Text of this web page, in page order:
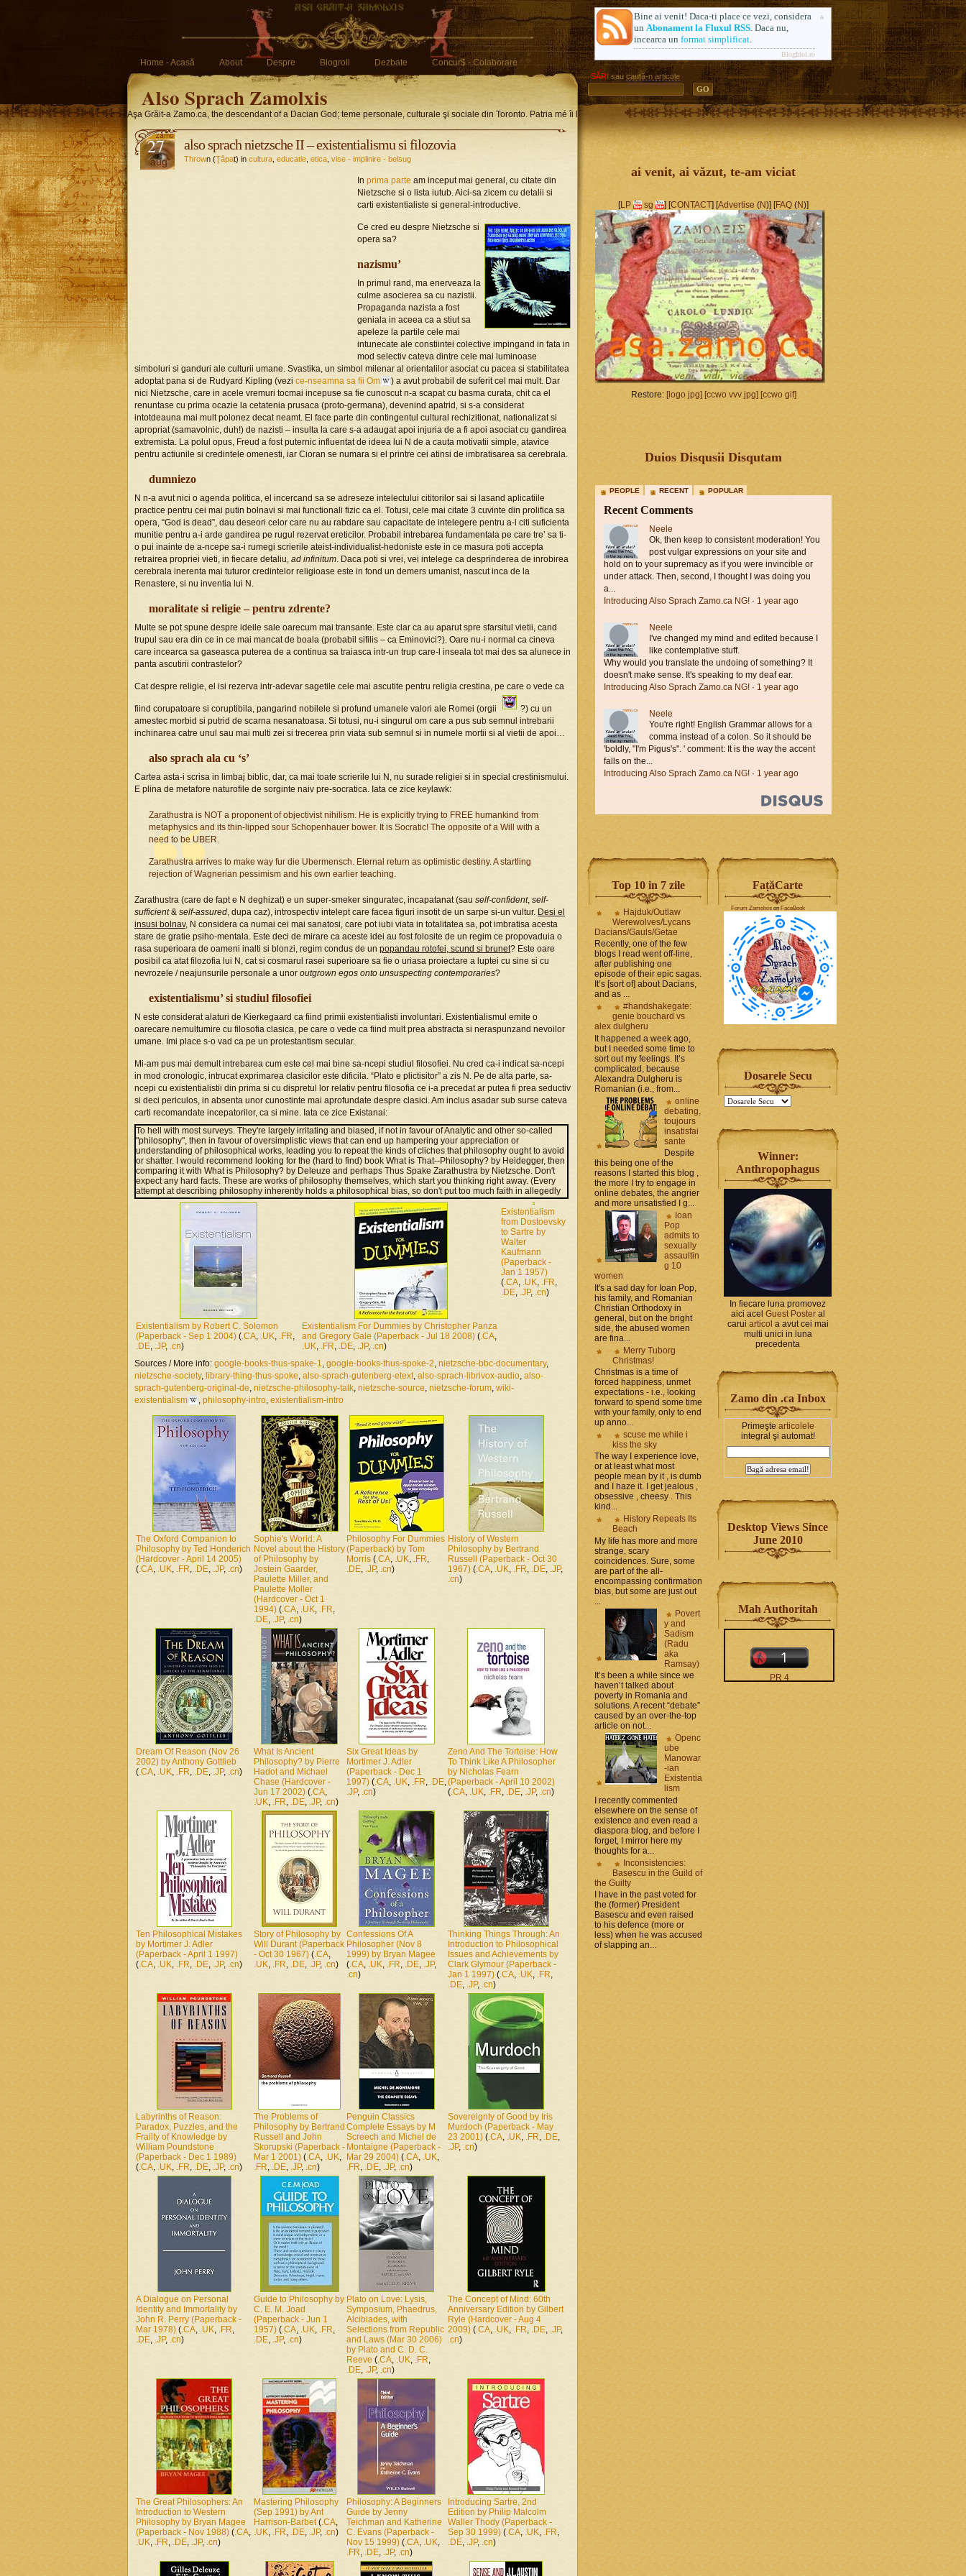
Home - Acasă About Despre Blogroll Dezbate Concur$ - Colaborare
Also Sprach Zamolxis
Aşa Grăit-a Zamo.ca, the descendant of a Dacian God; teme personale, culturale şi sociale din Toronto. Patria mé îi limba romgleză. Formerly AlsoSprachZamolxis.com
SĂRI sau caută-n articole
Bine ai venit! Daca-ti place ce vezi, considera
un Abonament la Fluxul RSS. Daca nu,
incearca un format simplificat.
BlogIdol.ro
27
aug
also sprach nietzsche II – existentialismu si filozovia
Thrown (Ţâpat) in cultura educatie etica vise - implinire - belsug
In prima parte am inceput mai general, cu citate din
Nietzsche si o lista iutub. Aici-sa zicem cu detalii si
carti existentialiste si general-introductive.
Ce cred eu despre Nietzsche si
opera sa?
nazismu’
In primul rand, ma enerveaza la
culme asocierea sa cu nazistii.
Propaganda nazista a fost
geniala in aceea ca a stiut sa
apeleze la partile cele mai
intunecate ale constiintei colective impingand in fata in
mod selectiv cateva dintre cele mai luminoase
simboluri si ganduri ale culturii umane. Svastika, un simbol milenar al orientalilor asociat cu pacea si stabilitatea
adoptat pana si de Rudyard Kipling (vezi ce-nseamna sa fii Om
) a avut probabil de suferit cel mai mult. Dar
nici Nietzsche, care in acele vremuri tocmai incepuse sa fie cunoscut n-a scapat cu basma curata, chit ca el
renuntase cu prima ocazie la cetatenia prusaca (proto-germana), devenind apatrid, si s-a considerat
intotdeauna mai mult polonez decat neamt. El face parte din contingentul cultural rechizitionat, nationalizat si
apropriat (samavolnic, duh!) de nazisti – insulta la care s-a adaugat apoi injuria de a fi apoi asociat cu gandirea
extremista. La polul opus, Freud a fost puternic influentat de ideea lui N de a cauta motivatii simple, atavice
pentru actiunile si credintele omenesti, iar Cioran se numara si el printre cei atinsi de imbratisarea sa cerebrala.
dumniezo
N n-a avut nici o agenda politica, el incercand sa se adreseze intelectului cititorilor sai si lasand aplicatiile
practice pentru cei mai putin bolnavi si mai functionali fizic ca el. Totusi, cele mai citate 3 cuvinte din prolifica sa
opera, “God is dead”, dau deseori celor care nu au rabdare sau capacitate de intelegere pentru a-l citi suficienta
munitie pentru a-i arde gandirea pe rugul rezervat ereticilor. Probabil intrebarea fundamentala pe care tre’ sa ti-
o pui inainte de a-ncepe sa-i rumegi scrierile ateist-individualist-hedoniste este in ce masura poti accepta
retrairea propriei vieti, in fiecare detaliu, ad infinitum. Daca poti si vrei, vei intelege ca desprinderea de inrobirea
cerebrala inerenta mai tuturor credintelor religioase este in fond un demers umanist, nascut inca de la
Renastere, si nu inventia lui N.
moralitate si religie – pentru zdrente?
Multe se pot spune despre ideile sale oarecum mai transante. Este clar ca au aparut spre sfarsitul vietii, cand
trupul sau era din ce in ce mai mancat de boala (probabil sifilis – ca Eminovici?). Oare nu-i normal ca cineva
care incearca sa gaseasca puterea de a continua sa traiasca intr-un trup care-l inseala tot mai des sa alunece in
panta ascutirii contrastelor?
Cat despre religie, el isi rezerva intr-adevar sagetile cele mai ascutite pentru religia crestina, pe care o vede ca
fiind corupatoare si coruptibila, pangarind nobilele si profund umanele valori ale Romei (orgii
?) cu un
amestec morbid si putrid de scarna nesanatoasa. Si totusi, nu-i singurul om care a pus sub semnul intrebarii
inchinarea catre unul sau mai multi zei si trecerea prin viata sub semnul si in numele mortii si al vietii de apoi…
also sprach ala cu ‘s’
Cartea asta-i scrisa in limbaj biblic, dar, ca mai toate scrierile lui N, nu surade religiei si in special crestinismului.
E plina de metafore naturofile de sorginte naiv pre-socratica. Iata ce zice keylawk:
Zarathustra is NOT a proponent of objectivist nihilism. He is explicitly trying to FREE humankind from
metaphysics and its thin-lipped sour Schopenhauer bower. It is Socratic! The opposite of a Will with a
need to be UBER.
Zarathustra arrives to make way fur die Ubermensch. Eternal return as optimistic destiny. A startling
rejection of Wagnerian pessimism and his own earlier teaching.
Zarathustra (care de fapt e N deghizat) e un super-smeker singuratec, incapatanat (sau self-confident, self-
sufficient& self-assured, dupa caz), introspectiv intelept care facea figuri insotit de un sarpe si-un vultur. Desi el
insusi bolnav, N considera ca numai cei mai sanatosi, care pot iubi viata in totalitatea sa, pot imbratisa acesta
stare de gratie psiho-mentala. Este deci de mirare ca aceste idei au fost folosite de un regim ce propovaduia o
rasa superioara de oameni inalti si blonzi, regim condus de un popandau rotofei, scund si brunet? Este oare
posibil ca atat filozofia lui N, cat si cosmarul rasei superioare sa fie o uriasa proiectare a luptei cu sine si cu
nevrozele / neajunsurile personale a unor outgrown egos onto unsuspecting contemporaries?
existentialismu’ si studiul filosofiei
N este considerat alaturi de Kierkegaard ca fiind primii existentialisti involuntari. Existentialismul emite o
oarecare nemultumire cu filosofia clasica, pe care o vede ca fiind mult prea abstracta si neraspunzand nevoilor
umane. Imi place s-o vad ca pe un protestantism secular.
Mi-am pus mai demult intrebarea cum este cel mai bine sa-ncepi studiul filosofiei. Nu cred ca-i indicat sa-ncepi
in mod cronologic, intrucat exprimarea clasicilor este dificila. “Plato e plictisitor” a zis N. Pe de alta parte, sa-
ncepi cu existentialistii din prima si cu dispretul lor relativ pentru filosofia ce i-a precedat ar putea fi prea seductiv
si deci periculos, in absenta unor cunostinte mai aprofundate despre clasici. Am inclus asadar sub surse cateva
carti recomandate incepatorilor, ca si mine. Iata ce zice Existanai:
To hell with most surveys. They're largely irritating and biased, if not in favour of Analytic and other so-called
"philosophy", then in favour of oversimplistic views that can end up hampering your appreciation or
understanding of philosophical works, leading you to repeat the kinds of cliches that philosophy ought to avoid
or shatter. I would recommend looking for the (hard to find) book What is That--Philosophy? by Heidegger, then
comparing it with What is Philosophy? by Deleuze and perhaps Thus Spake Zarathustra by Nietzsche. Don't
expect any hard facts. These are works of philosophy themselves, which start you thinking right away. (Every
attempt at describing philosophy inherently holds a philosophical bias, so don't put too much faith in allegedly
'objective' or 'neutral' books.) Then commence tackling the standard canons of East and West as you see fit.
There is no need to seek a chronological order, although each book will lead you to order your reading in any
case and seek out the most common names - Hegel, Kant, Plato, etc., the Tao Te Ching or the Bhagavad Gita. It
takes years to read them all so don't get impatient, even if every new book assumes you know fifty other major
classics. If you do need some clarification or quick overviews, then do look up the Routledge Encyclopedia of
Philosophy Online - http://www.rep.routledge.com/
or some of the shorter works mentioned above, but don't
consider any of them to be the final word. And please pardon my lack of humility - no, I do not have any
qualifications.
Existentialism by Robert C. Solomon
(Paperback - Sep 1 2004) (.CA, .UK, .FR,
.DE, .JP, .cn)
Existentialism For Dummies by Christopher Panza
and Gregory Gale (Paperback - Jul 18 2008) (.CA,
.UK, .FR, .DE, .JP, .cn)
Existentialism
from Dostoevsky
to Sartre by
Walter
Kaufmann
(Paperback -
Jan 1 1957)
(.CA, .UK, .FR,
.DE, .JP, .cn)
Sources / More info: google-books-thus-spake-1, google-books-thus-spoke-2, nietzsche-bbc-documentary,
nietzsche-society, library-thing-thus-spoke, also-sprach-gutenberg-etext, also-sprach-librivox-audio, also-
sprach-gutenberg-original-de, nietzsche-philosophy-talk, nietzsche-source, nietzsche-forum, wiki-
existentialism
, philosophy-intro, existentialism-intro
The Oxford Companion to
Philosophy by Ted Honderich
(Hardcover - April 14 2005)
(.CA, .UK, .FR, .DE, .JP, .cn)
Sophie's World: A
Novel about the History
of Philosophy by
Jostein Gaarder,
Paulette Miller, and
Paulette Moller
(Hardcover - Oct 1
1994) (.CA, .UK, .FR,
.DE, .JP, .cn)
Philosophy For Dummies
(Paperback) by Tom
Morris (.CA, .UK, .FR,
.DE, .JP, .cn)
History of Western
Philosophy by Bertrand
Russell (Paperback - Oct 30
1967) (.CA, .UK, .FR, .DE, .JP,
.cn)
Dream Of Reason (Nov 26
2002) by Anthony Gottlieb
(.CA, .UK, .FR, .DE, .JP, .cn)
What Is Ancient
Philosophy? by Pierre
Hadot and Michael
Chase (Hardcover -
Jun 17 2002) (.CA,
.UK, .FR, .DE, .JP, .cn)
Six Great Ideas by
Mortimer J. Adler
(Paperback - Dec 1
1997) (.CA, .UK, .FR, .DE,
.JP, .cn)
Zeno And The Tortoise: How
To Think Like A Philosopher
by Nicholas Fearn
(Paperback - April 10 2002)
(.CA, .UK, .FR, .DE, .JP, .cn)
Ten Philosophical Mistakes
by Mortimer J. Adler
(Paperback - April 1 1997)
(.CA, .UK, .FR, .DE, .JP, .cn)
Story of Philosophy by
Will Durant (Paperback
- Oct 30 1967) (.CA,
.UK, .FR, .DE, .JP, .cn)
Confessions Of A
Philosopher (Nov 8
1999) by Bryan Magee
(.CA, .UK, .FR, .DE, .JP,
.cn)
Thinking Things Through: An
Introduction to Philosophical
Issues and Achievements by
Clark Glymour (Paperback -
Jan 1 1997) (.CA, .UK, .FR,
.DE, .JP, .cn)
Labyrinths of Reason:
Paradox, Puzzles, and the
Frailty of Knowledge by
William Poundstone
(Paperback - Dec 1 1989)
(.CA, .UK, .FR, .DE, .JP, .cn)
The Problems of
Philosophy by Bertrand
Russell and John
Skorupski (Paperback -
Mar 1 2001) (.CA, .UK,
.FR, .DE, .JP, .cn)
Penguin Classics
Complete Essays by M
Screech and Michel de
Montaigne (Paperback -
Mar 29 2004) (.CA, .UK,
.FR, .DE, .JP, .cn)
Sovereignty of Good by Iris
Murdoch (Paperback - May
23 2001) (.CA, .UK, .FR, .DE,
.JP, .cn)
A Dialogue on Personal
Identity and Immortality by
John R. Perry (Paperback -
Mar 1978) (.CA, .UK, .FR,
.DE, .JP, .cn)
Guide to Philosophy by
C. E. M. Joad
(Paperback - Jun 1
1957) (.CA, .UK, .FR,
.DE, .JP, .cn)
Plato on Love: Lysis,
Symposium, Phaedrus,
Alcibiades, with
Selections from Republic
and Laws (Mar 30 2006)
by Plato and C. D. C.
Reeve (.CA, .UK, .FR,
.DE, .JP, .cn)
The Concept of Mind: 60th
Anniversary Edition by Gilbert
Ryle (Hardcover - Aug 4
2009) (.CA, .UK, .FR, .DE, .JP,
.cn)
The Great Philosophers: An
Introduction to Western
Philosophy by Bryan Magee
(Paperback - Nov 1988) (.CA,
.UK, .FR, .DE, .JP, .cn)
Mastering Philosophy
(Sep 1991) by Ant
Harrison-Barbet(.CA,
.UK, .FR, .DE, .JP, .cn)
Philosophy: A Beginners
Guide by Jenny
Teichman and Katherine
C. Evans (Paperback -
Nov 15 1999) (.CA, .UK,
.FR, .DE, .JP, .cn)
Introducing Sartre, 2nd
Edition by Philip Malcolm
Waller Thody (Paperback -
Sep 30 1999) (.CA, .UK, .FR,
.DE, .JP, .cn)
ai venit, ai văzut, te-am viciat
[LP sg ] [CONTACT] [Advertise (N)] [FAQ (N)]
Restore: [logo jpg] [ccwo vvv jpg] [ccwo gif]
Duios Disqusii Disqutam
PEOPLE RECENT POPULAR
Recent Comments
Neele
Ok, then keep to consistent moderation! You
post vulgar expressions on your site and
hold on to your supremacy as if you were invincible or
under attack. Then, second, I thought I was doing you
a...
Introducing Also Sprach Zamo.ca NG! · 1 year ago
Neele
I've changed my mind and edited because I
like contemplative stuff.
Why would you translate the undoing of something? It
doesn't make sense. It's speaking to my deaf ear.
Introducing Also Sprach Zamo.ca NG! · 1 year ago
Neele
You're right! English Grammar allows for a
comma instead of a colon. So it should be
'boldly, "I'm Pigus's". ' comment: It is the way the accent
falls on the...
Introducing Also Sprach Zamo.ca NG! · 1 year ago
Top 10 in 7 zile
Hajduk/Outlaw
Werewolves/Lycans
Dacians/Gauls/Getae
Recently, one of the few
blogs I read went off-line,
after publishing one
episode of their epic sagas.
It’s [sort of] about Dacians,
and as ...
#handshakegate:
genie bouchard vs
alex dulgheru
It happened a week ago,
but I needed some time to
sort out my feelings. It’s
complicated, because
Alexandra Dulgheru is
Romanian (i.e., from...
online
debating,
toujours
insatisfai
sante
Despite
this being one of the
reasons I started this blog ,
the more I try to engage in
online debates, the angrier
and more unsatisfied I g...
Ioan
Pop
admits to
sexually
assaultin
g 10
women
It's a sad day for Ioan Pop,
his family, and Romanian
Christian Orthodoxy in
general, but on the bright
side, the abused women
are fina...
Merry Tuborg
Christmas!
Christmas is a time of
forced happiness, unmet
expectations - i.e., looking
forward to spend some time
with your family, only to end
up anno...
scuse me while i
kiss the sky
The way I experience love,
or at least what most
people mean by it , is dumb
and I haze it. I get jealous ,
obsessive , cheesy . This
kind...
History Repeats Its
Beach
My life has more and more
strange, scary
coincidences. Sure, some
are part of the all-
encompassing confirmation
bias, but some are just out
Povert
y and
Sadism
(Radu
aka
Ramsay)
It’s been a while since we
haven’t talked about
poverty in Romania and
solutions. A recent “debate”
caused by an over-the-top
article on not...
Openc
ube
Manowar
-ian
Existentia
lism
I recently commented
elsewhere on the sense of
existence and even read a
diaspora blog, and before I
forget, I mirror here my
thoughts for a...
Inconsistencies:
Basescu in the Guild of
the Guilty
I have in the past voted for
the (former) President
Basescu and even raised
to his defence (more or
less) when he was accused
of slapping an...
FaṭăCarte
Forum Zamolxis on FaceBook
Dosarele Secu
Winner:
Anthropophagus
In fiecare luna promovez
aici acel Guest Posteral
carui articol a avut cei mai
multi unici in luna
precedenta
Zamo din .ca Inbox
Primeşte articolele
integral şi automat!
Desktop Views Since
June 2010
Mah Authoritah
PR 4